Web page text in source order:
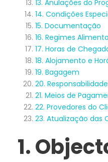
13. Anulações do
14. Condições
15. Documentação
16. Regimes
17. Horas de
18. Alojamento e
19. Bagagem
20. Responsabilidade
21. Meios de
22. Provedores do
23. Atualização das
1.